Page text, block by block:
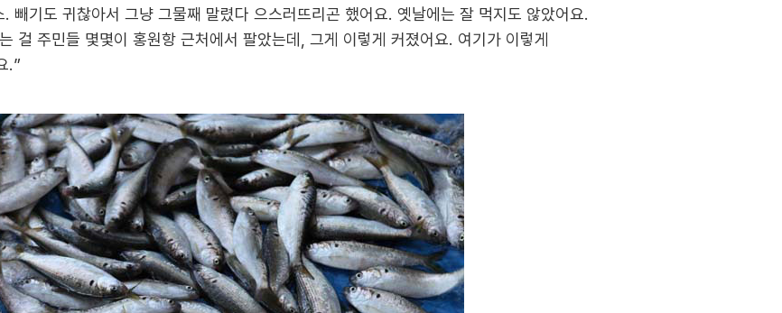
빼기도 귀찮아서 그냥 그물째 말렸다 으스러뜨리곤 했어요. 옛날에는 잘 먹지도 않았어요.
걸 주민들 몇몇이 홍원항 근처에서 팔았는데, 그게 이렇게 커졌어요. 여기가 이렇게
.”